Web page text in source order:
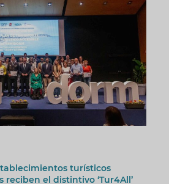
turísticos
reciben el distintivo ‘Tur4All’